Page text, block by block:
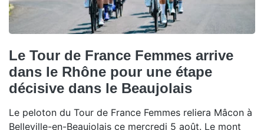
Le Tour de France Femmes arrive
dans le Rhône pour une étape
décisive dans le Beaujolais
Le peloton du Tour de France Femmes reliera Mâcon à
Belleville-en-Beaujolais ce mercredi 5 août. Le mont